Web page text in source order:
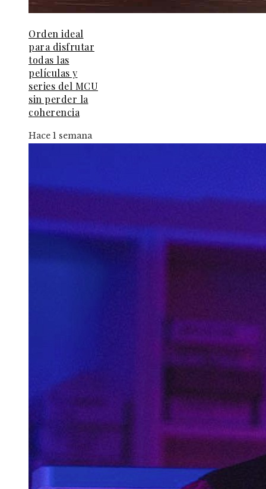
Orden ideal
para disfrutar
todas las
películas y
series del MCU
sin perder la
coherencia
Hace 1 semana